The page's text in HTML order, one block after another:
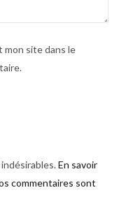
mon site dans le
En savoir
commentaires sont